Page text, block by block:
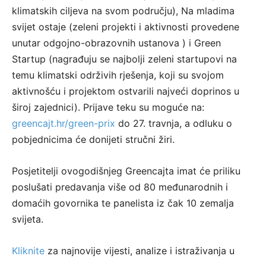
klimatskih ciljeva na svom području), Na mladima
svijet ostaje (zeleni projekti i aktivnosti provedene
unutar odgojno-obrazovnih ustanova ) i Green
Startup (nagrađuju se najbolji zeleni startupovi na
temu klimatski održivih rješenja, koji su svojom
aktivnošću i projektom ostvarili najveći doprinos u
široj zajednici). Prijave teku su moguće na:
greencajt.hr/green-prix do 27. travnja, a odluku o
pobjednicima će donijeti stručni žiri.
Posjetitelji ovogodišnjeg Greencajta imat će priliku
poslušati predavanja više od 80 međunarodnih i
domaćih govornika te panelista iz čak 10 zemalja
svijeta.
Kliknite za najnovije vijesti, analize i istraživanja u